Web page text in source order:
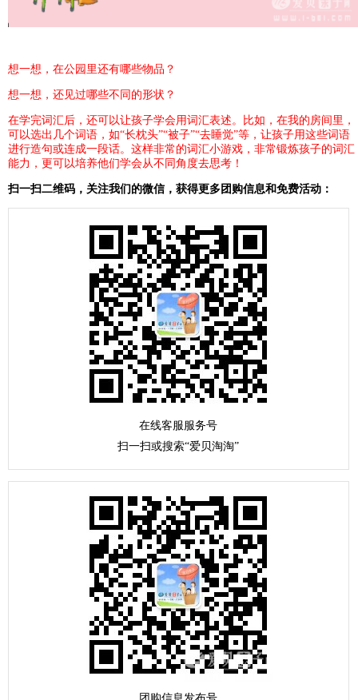
想一想，在公园里还有哪些物品？
想一想，还见过哪些不同的形状？
在学完词汇后，还可以让孩子学会用词汇表述。比如，在我的房间里，
可以选出几个词语，如“长枕头”“被子”“去睡觉”等，让孩子用这些词语
进行造句或连成一段话。这样非常的词汇小游戏，非常锻炼孩子的词汇
能力，更可以培养他们学会从不同角度去思考！
扫一扫二维码，关注我们的微信，获得更多团购信息和免费活动：
在线客服服务号
扫一扫或搜索“爱贝淘淘”